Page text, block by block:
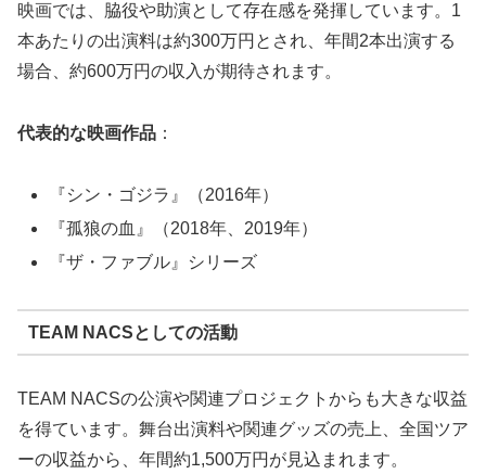
映画では、脇役や助演として存在感を発揮しています。1
本あたりの出演料は約300万円とされ、年間2本出演する
場合、約600万円の収入が期待されます。
代表的な映画作品 ：
『シン・ゴジラ』（2016年）
『孤狼の血』（2018年、2019年）
『ザ・ファブル』シリーズ
TEAM NACSとしての活動
TEAM NACSの公演や関連プロジェクトからも大きな収益
を得ています。舞台出演料や関連グッズの売上、全国ツア
ーの収益から、年間約1,500万円が見込まれます。